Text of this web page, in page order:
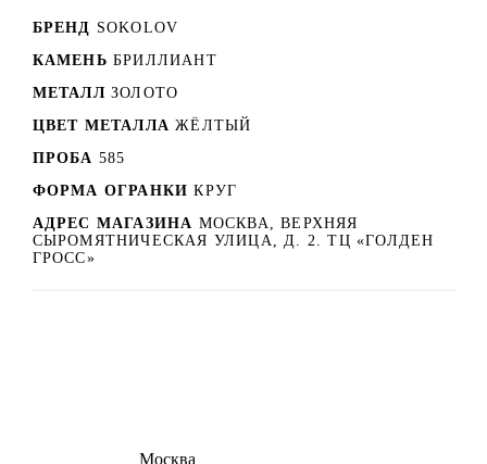
БРЕНД SOKOLOV
КАМЕНЬ БРИЛЛИАНТ
МЕТАЛЛ ЗОЛОТО
ЦВЕТ МЕТАЛЛА ЖЁЛТЫЙ
ПРОБА 585
ФОРМА ОГРАНКИ КРУГ
АДРЕС МАГАЗИНА МОСКВА, ВЕРХНЯЯ
СЫРОМЯТНИЧЕСКАЯ УЛИЦА, Д. 2. ТЦ «ГОЛДЕН
ГРОСС»
Москва